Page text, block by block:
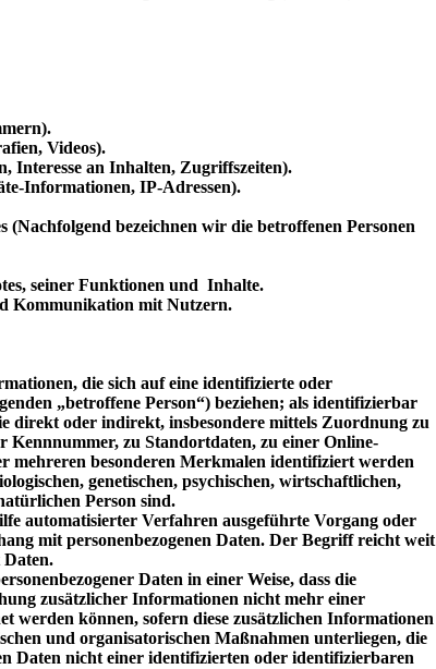
Videos).
Interesse an Inhalten, Zugriffszeiten).
Informationen, IP-Adressen).
(Nachfolgend bezeichnen wir die betroffenen Personen
seiner Funktionen und Inhalte.
Kommunikation mit Nutzern.
die sich auf eine identifizierte oder
„betroffene Person“) beziehen; als identifizierbar
direkt oder indirekt, insbesondere mittels Zuordnung zu
Kennnummer, zu Standortdaten, zu einer Online-
mehreren besonderen Merkmalen identifiziert werden
genetischen, psychischen, wirtschaftlichen,
Person sind.
automatisierter Verfahren ausgeführte Vorgang oder
mit personenbezogenen Daten. Der Begriff reicht weit
Daten.
Daten in einer Weise, dass die
zusätzlicher Informationen nicht mehr einer
werden können, sofern diese zusätzlichen Informationen
und organisatorischen Maßnahmen unterliegen, die
Daten nicht einer identifizierten oder identifizierbaren